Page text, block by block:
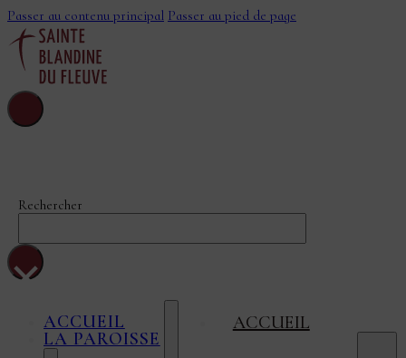
Passer au contenu principal Passer au pied de page
Rechercher
×
ACCUEIL
LA PAROISSE
ACCUEIL